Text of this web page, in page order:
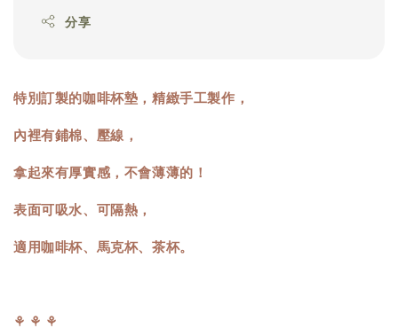
分享
特別訂製的咖啡杯墊，精緻手工製作，
內裡有鋪棉、壓線，
拿起來有厚實感，不會薄薄的！
表面可吸水、可隔熱，
適用咖啡杯、馬克杯、茶杯。
⚘ ⚘ ⚘